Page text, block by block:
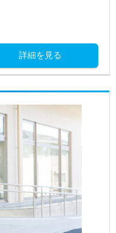
詳細を見る